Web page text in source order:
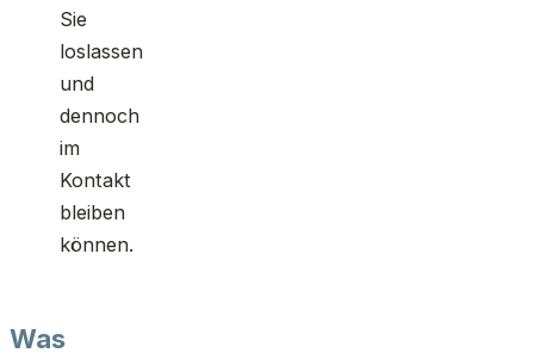
Sie
loslassen
und
dennoch
im
Kontakt
bleiben
können.
Was